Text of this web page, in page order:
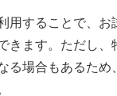
用することで、お
きます。ただし、
る場合もあるため